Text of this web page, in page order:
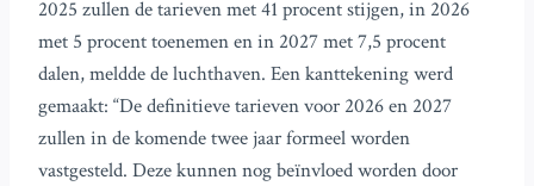
2025 zullen de tarieven met 41 procent stijgen, in 2026
met 5 procent toenemen en in 2027 met 7,5 procent
dalen, meldde de luchthaven. Een kanttekening werd
gemaakt: “De definitieve tarieven voor 2026 en 2027
zullen in de komende twee jaar formeel worden
vastgesteld. Deze kunnen nog beïnvloed worden door